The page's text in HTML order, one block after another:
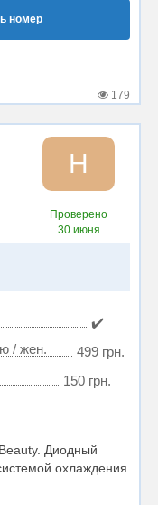
номер
179
H
Проверено
30 июня
✔️
/ жен.
499 грн.
150 грн.
Диодный
охлаждения